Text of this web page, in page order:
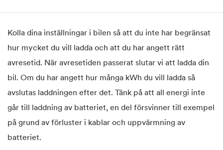
Kolla dina inställningar i bilen så att du inte har begränsat
hur mycket du vill ladda och att du har angett rätt
avresetid. När avresetiden passerat slutar vi att ladda din
bil. Om du har angett hur många kWh du vill ladda så
avslutas laddningen efter det. Tänk på att all energi inte
går till laddning av batteriet, en del försvinner till exempel
på grund av förluster i kablar och uppvärmning av
batteriet.